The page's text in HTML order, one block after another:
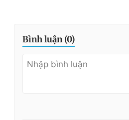
Bình luận (0)